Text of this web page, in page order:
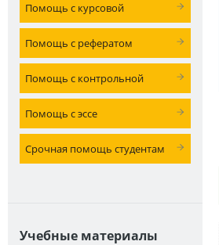
Помощь с курсовой
Помощь с рефератом
Помощь с контрольной
Помощь с эссе
Срочная помощь студентам
Учебные материалы